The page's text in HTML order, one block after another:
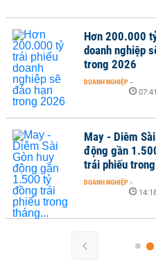
Hơn 200.000
doanh nghiệp
trong 2026
DOANH NGHIỆP -
May - Diêm
động gần
trái phiếu
DOANH NGHIỆP -